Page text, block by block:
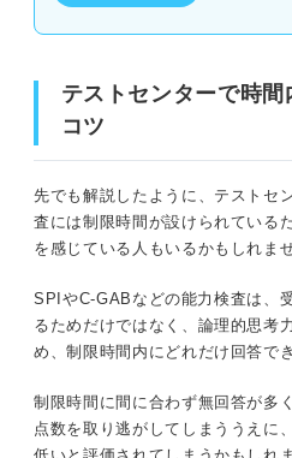
テストセンターで時
コツ
先でも解説したように、テストセ
査には制限時間が設けられている
を感じている人もいるかもしれませ
SPIやC-GABなどの能力検査は、
るためだけではなく、論理的思考
め、制限時間内にどれだけ回答で
制限時間に間に合わず無回答が多
点数を取り逃がしてしまううえに